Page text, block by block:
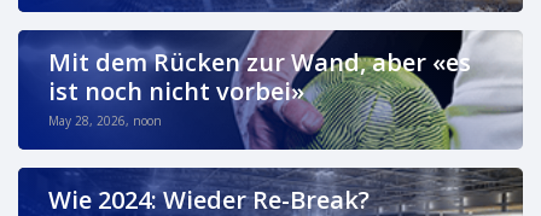
Mit dem Rücken zur Wand, aber «es
ist noch nicht vorbei»
May 28, 2026, noon
Wie 2024: Wieder Re-Break?